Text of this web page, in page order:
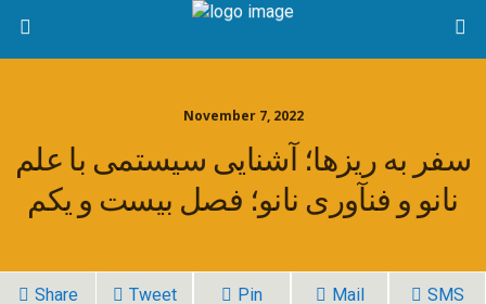
November 7, 2022
سفر به ریزها؛ آشنایی سیستمی با علم
نانو و فن­آوری نانو؛ فصل بیست و یکم
Share Tweet Pin Mail SMS